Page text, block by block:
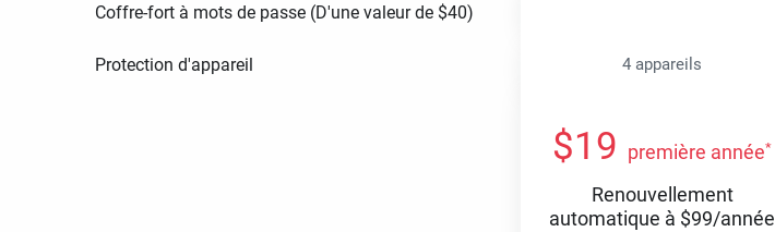
Coffre-fort à mots de passe (D'une valeur de $40)
Protection d'appareil 4 appareils
$19 première année*
Renouvellement
automatique à $99/année